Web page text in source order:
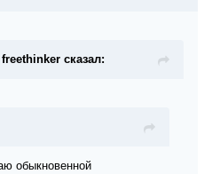
сказал:
обыкновенной